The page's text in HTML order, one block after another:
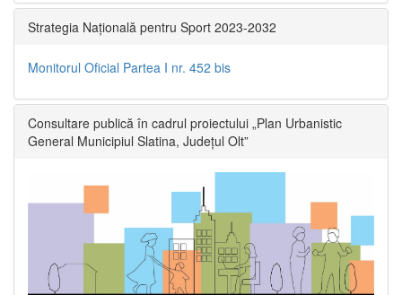
Strategia Națională pentru Sport 2023-2032
Monitorul Oficial Partea I nr. 452 bis
Consultare publică în cadrul proiectului „Plan Urbanistic
General Municipiul Slatina, Județul Olt”